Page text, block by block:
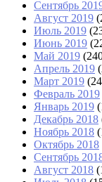
Сентябрь
Август 2019
Июль 2019
Июнь 2019
Май 2019
Апрель 2019
Март 2019
Февраль 2019
Январь 2019
Декабрь 2018
Ноябрь 2018
Октябрь 2018
Сентябрь
Август 2018